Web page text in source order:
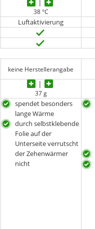
38 °C
Luftaktivierung
keine Herstellerangabe
37 g
spendet besonders
lange Wärme
durch selbstklebende
Folie auf der
Unterseite verrutscht
der Zehenwärmer
nicht